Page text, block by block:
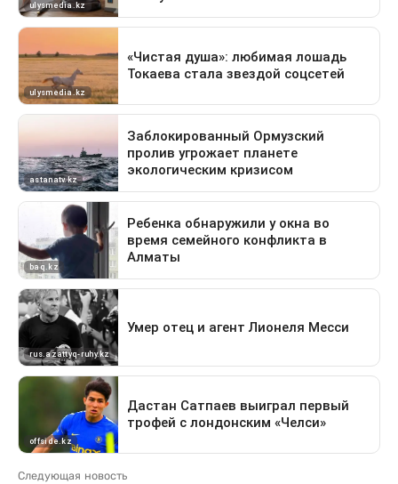
Следующая новость